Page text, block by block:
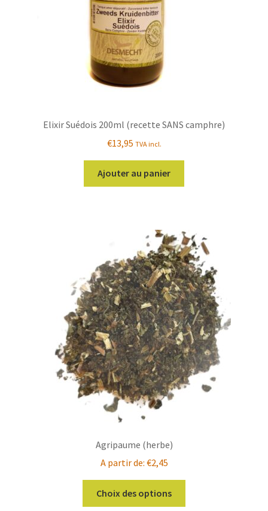
Elixir Suédois 200ml (recette SANS camphre)
€13,95 TVA incl.
Ajouter au panier
Agripaume (herbe)
A partir de: €2,45
Choix des options